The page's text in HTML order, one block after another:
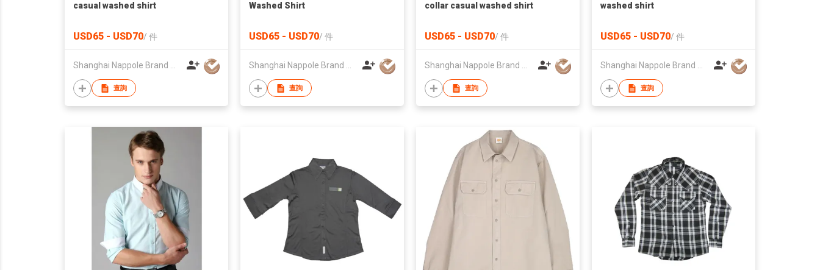
casual washed shirt
USD65 - USD70/ 件
查詢
Washed Shirt
USD65 - USD70/ 件
查詢
collar casual washed shirt
USD65 - USD70/ 件
查詢
washed shirt
USD65 - USD70/ 件
查詢